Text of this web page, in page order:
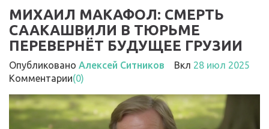
МИХАИЛ МАКАФОЛ: СМЕРТЬ
СААКАШВИЛИ В ТЮРЬМЕ
ПЕРЕВЕРНЁТ БУДУЩЕЕ ГРУЗИИ
Опубликовано Алексей Ситников Вкл 28 июл 2025
Комментарии(0)